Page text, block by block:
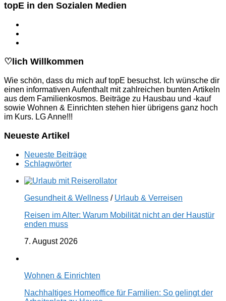
topE in den Sozialen Medien
♡lich Willkommen
Wie schön, dass du mich auf topE besuchst. Ich wünsche dir
einen informativen Aufenthalt mit zahlreichen bunten Artikeln
aus dem Familienkosmos. Beiträge zu Hausbau und -kauf
sowie Wohnen & Einrichten stehen hier übrigens ganz hoch
im Kurs. LG Anne!!!
Neueste Artikel
Neueste Beiträge
Schlagwörter
Gesundheit & Wellness / Urlaub & Verreisen
Reisen im Alter: Warum Mobilität nicht an der Haustür
enden muss
7. August 2026
Wohnen & Einrichten
Nachhaltiges Homeoffice für Familien: So gelingt der